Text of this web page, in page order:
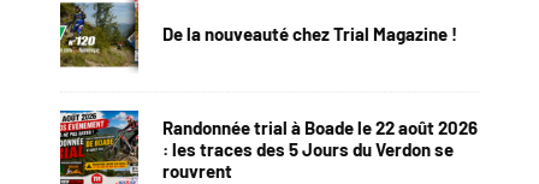
De la nouveauté chez Trial Magazine !
Randonnée trial à Boade le 22 août 2026
: les traces des 5 Jours du Verdon se
rouvrent